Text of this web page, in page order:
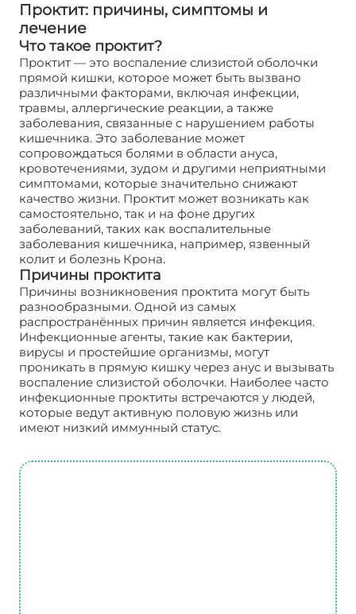
Проктит: причины, симптомы и
лечение
Что такое проктит?
Проктит — это воспаление слизистой оболочки
прямой кишки, которое может быть вызвано
различными факторами, включая инфекции,
травмы, аллергические реакции, а также
заболевания, связанные с нарушением работы
кишечника. Это заболевание может
сопровождаться болями в области ануса,
кровотечениями, зудом и другими неприятными
симптомами, которые значительно снижают
качество жизни. Проктит может возникать как
самостоятельно, так и на фоне других
заболеваний, таких как воспалительные
заболевания кишечника, например, язвенный
колит и болезнь Крона.
Причины проктита
Причины возникновения проктита могут быть
разнообразными. Одной из самых
распространённых причин является инфекция.
Инфекционные агенты, такие как бактерии,
вирусы и простейшие организмы, могут
проникать в прямую кишку через анус и вызывать
воспаление слизистой оболочки. Наиболее часто
инфекционные проктиты встречаются у людей,
которые ведут активную половую жизнь или
имеют низкий иммунный статус.